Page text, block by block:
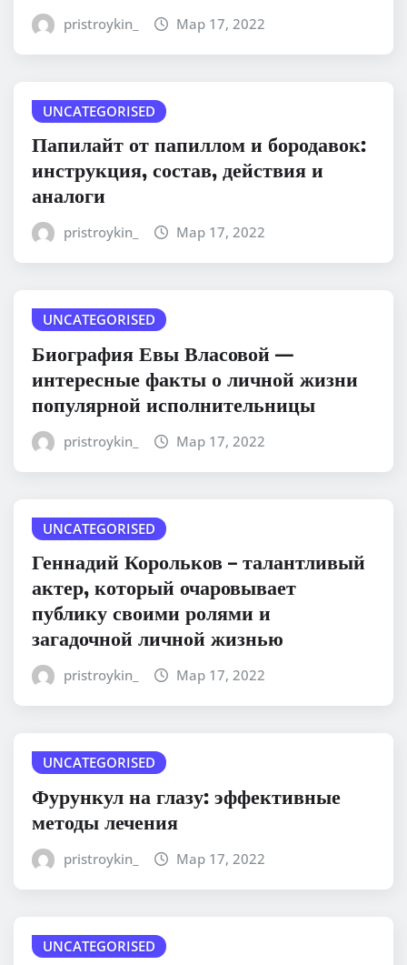
pristroykin_ Мар 17, 2022
UNCATEGORISED
Папилайт от папиллом и бородавок:
инструкция, состав, действия и
аналоги
pristroykin_ Мар 17, 2022
UNCATEGORISED
Биография Евы Власовой —
интересные факты о личной жизни
популярной исполнительницы
pristroykin_ Мар 17, 2022
UNCATEGORISED
Геннадий Корольков – талантливый
актер, который очаровывает
публику своими ролями и
загадочной личной жизнью
pristroykin_ Мар 17, 2022
UNCATEGORISED
Фурункул на глазу: эффективные
методы лечения
pristroykin_ Мар 17, 2022
UNCATEGORISED